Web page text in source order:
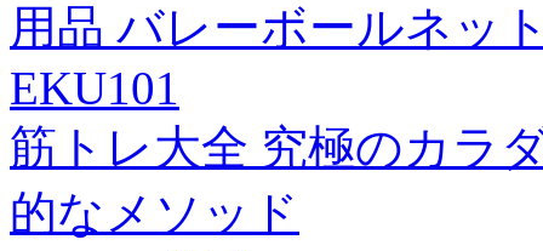
用品 バレーボールネッ
EKU101
筋トレ大全 究極のカラ
的なメソッド